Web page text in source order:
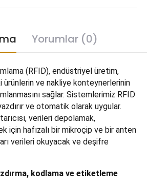
Yorumlar (0)
(RFID), endüstriyel üretim,
ve nakliye konteynerlerinin
sağlar. Sistemlerimiz RFID
ve otomatik olarak uygular.
verileri depolamak,
için hafızalı bir mikroçip ve bir anten
verileri okuyacak ve deşifre
kodlama ve etiketleme